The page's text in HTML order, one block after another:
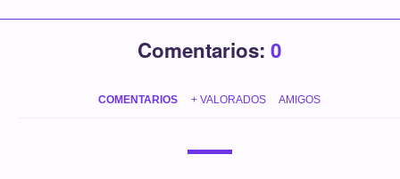
Comentarios: 0
COMENTARIOS + VALORADOS AMIGOS